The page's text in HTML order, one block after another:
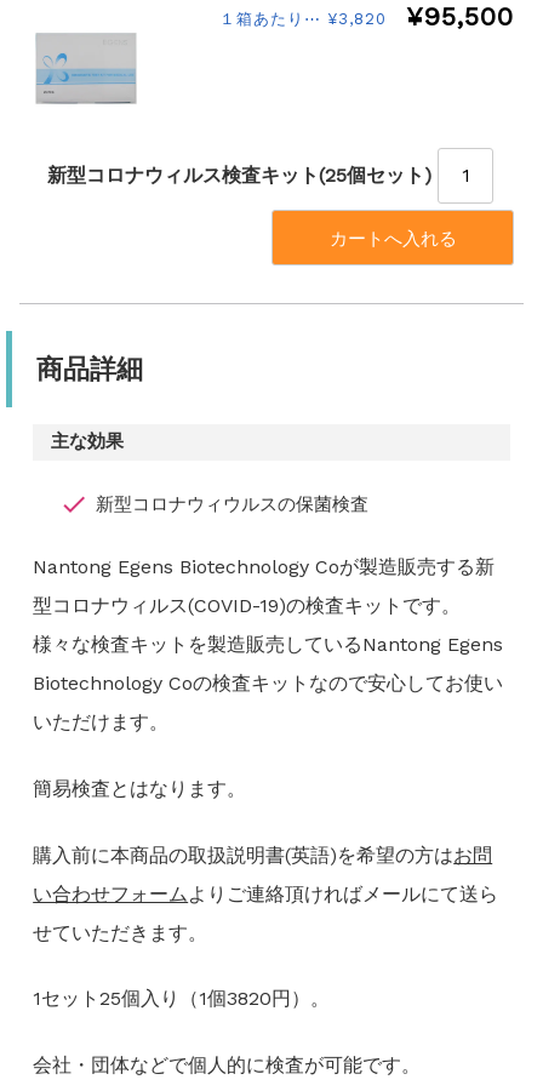
１箱あたり⋯ ¥3,820 ¥95,500
新型コロナウィルス検査キット(25個セット)
商品詳細
主な効果
新型コロナウィウルスの保菌検査
Nantong Egens Biotechnology Coが製造販売する新
型コロナウィルス(COVID-19)の検査キットです。
様々な検査キットを製造販売しているNantong Egens
Biotechnology Coの検査キットなので安心してお使い
いただけます。
簡易検査とはなります。
購入前に本商品の取扱説明書(英語)を希望の方はお問
い合わせフォーム よりご連絡頂ければメールにて送ら
せていただきます。
1セット25個入り（1個3820円）。
会社・団体などで個人的に検査が可能です。